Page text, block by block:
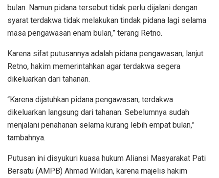
bulan. Namun pidana tersebut tidak perlu dijalani dengan
syarat terdakwa tidak melakukan tindak pidana lagi selama
masa pengawasan enam bulan,” terang Retno.
Karena sifat putusannya adalah pidana pengawasan, lanjut
Retno, hakim memerintahkan agar terdakwa segera
dikeluarkan dari tahanan.
“Karena dijatuhkan pidana pengawasan, terdakwa
dikeluarkan langsung dari tahanan. Sebelumnya sudah
menjalani penahanan selama kurang lebih empat bulan,”
tambahnya.
Putusan ini disyukuri kuasa hukum Aliansi Masyarakat Pati
Bersatu (AMPB) Ahmad Wildan, karena majelis hakim